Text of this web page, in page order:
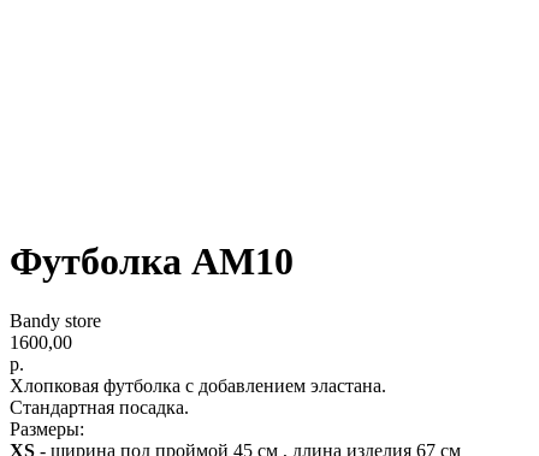
Футболка АМ10
Bandy store
1600,00
р.
Хлопковая футболка с добавлением эластана.
Стандартная посадка.
Размеры:
XS - ширина под проймой 45 см , длина изделия 67 см